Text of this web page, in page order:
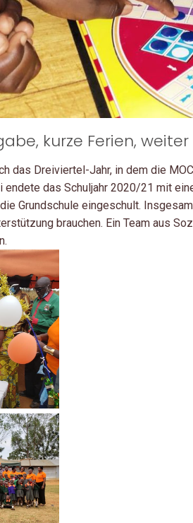
kurze Ferien,
das Dreiviertel-Jahr, in dem die
endete das Schuljahr 2020/21 mit
Grundschule eingeschult.
brauchen. Ein Team aus